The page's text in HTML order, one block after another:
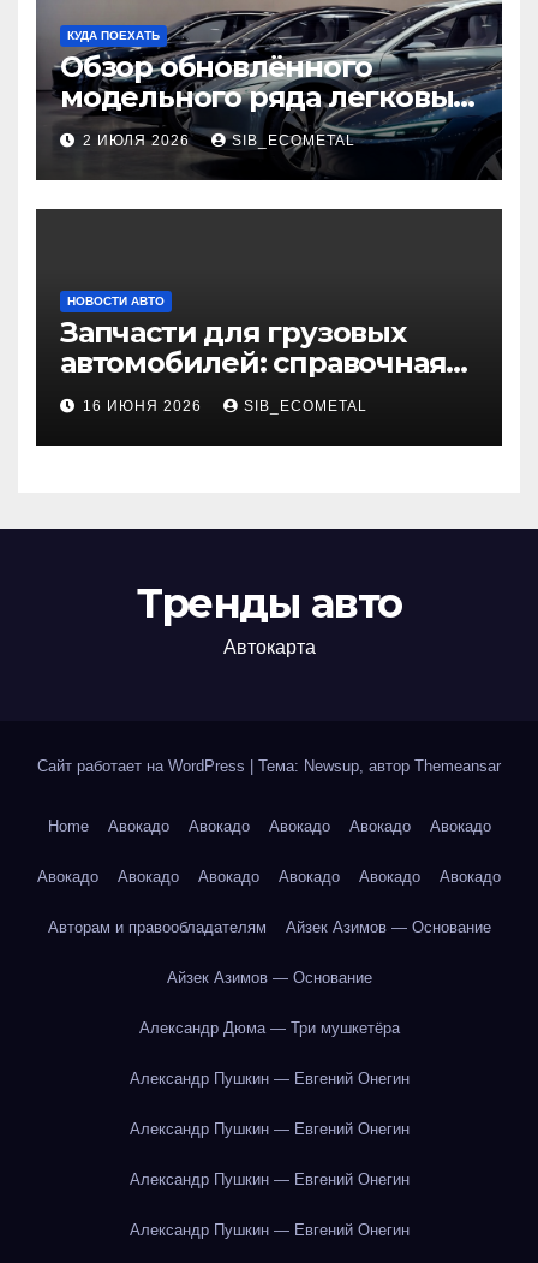
КУДА ПОЕХАТЬ
Обзор обновлённого
модельного ряда легковых
автомобилей 2026 года
2 ИЮЛЯ 2026 SIB_ECOMETAL
НОВОСТИ АВТО
Запчасти для грузовых
автомобилей: справочная
база по корейским и
японским моделям
16 ИЮНЯ 2026 SIB_ECOMETAL
Тренды авто
Автокарта
Сайт работает на WordPress Тема: Newsup, автор Themeansar
Home Авокадо Авокадо Авокадо Авокадо Авокадо
Авокадо Авокадо Авокадо Авокадо Авокадо Авокадо
Авторам и правообладателям Айзек Азимов — Основание
Айзек Азимов — Основание
Александр Дюма — Три мушкетёра
Александр Пушкин — Евгений Онегин
Александр Пушкин — Евгений Онегин
Александр Пушкин — Евгений Онегин
Александр Пушкин — Евгений Онегин